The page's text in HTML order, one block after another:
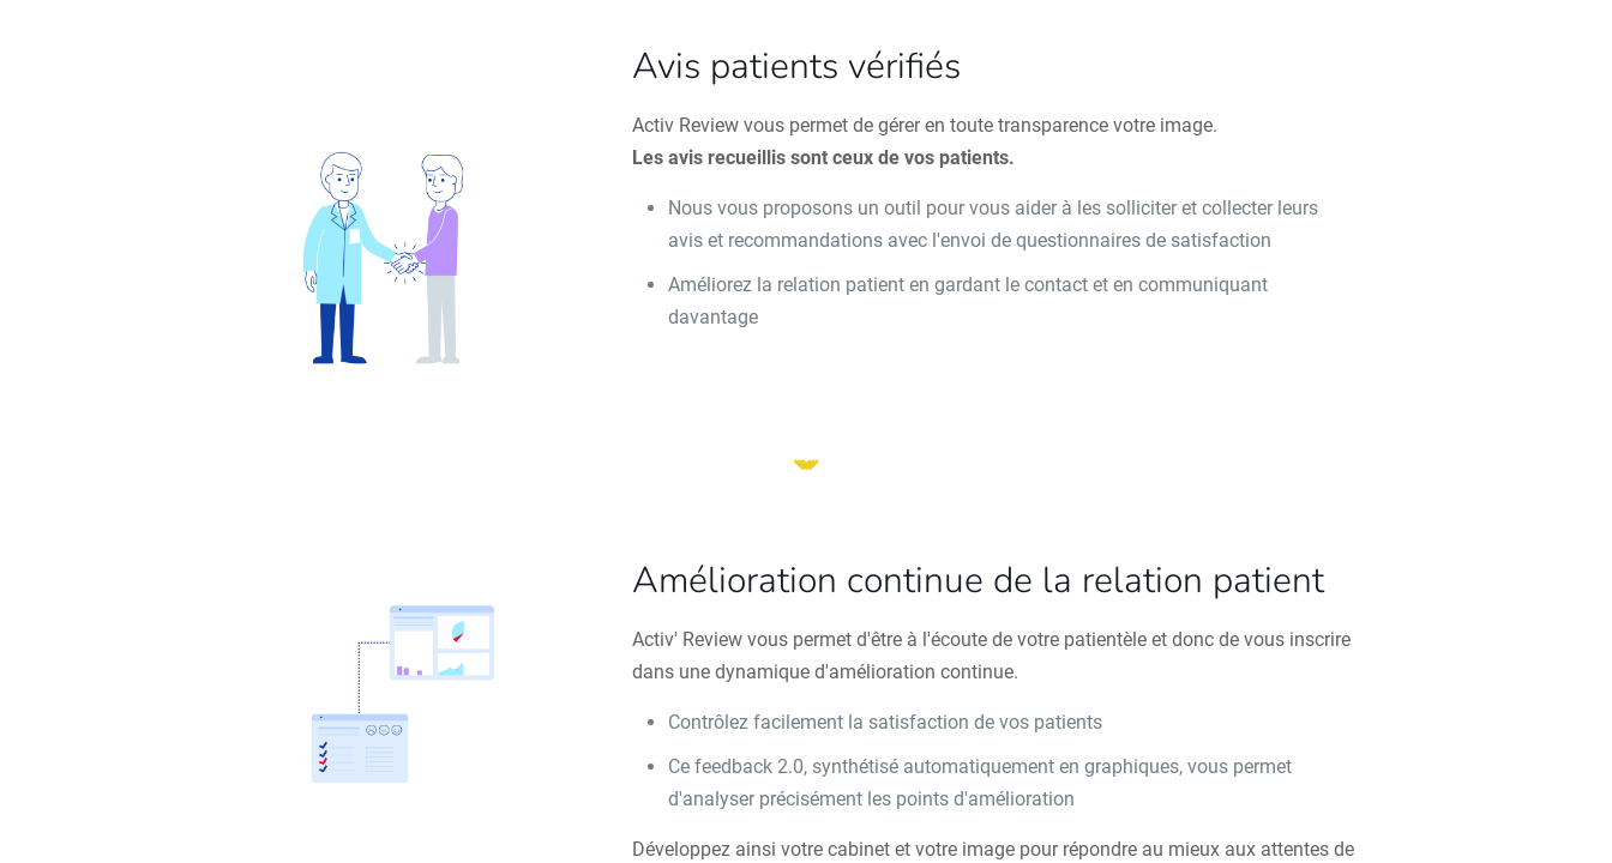
Avis patients vérifiés
Activ Review vous permet de gérer en toute transparence votre image.
Les avis recueillis sont ceux de vos patients.
Nous vous proposons un outil pour vous aider à les solliciter et collecter leurs
avis et recommandations avec l'envoi de questionnaires de satisfaction
Améliorez la relation patient en gardant le contact et en communiquant
davantage
Amélioration continue de la relation patient
Activ' Review vous permet d'être à l'écoute de votre patientèle et donc de vous inscrire
dans une dynamique d'amélioration continue.
Contrôlez facilement la satisfaction de vos patients
Ce feedback 2.0, synthétisé automatiquement en graphiques, vous permet
d'analyser précisément les points d'amélioration
Développez ainsi votre cabinet et votre image pour répondre au mieux aux attentes de